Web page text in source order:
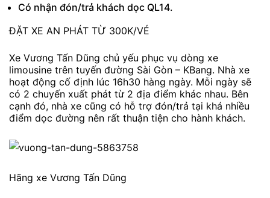
Có nhận đón/trả khách dọc QL14.
ĐẶT XE AN PHÁT TỪ 300K/VÉ
Xe Vương Tấn Dũng chủ yếu phục vụ dòng xe
limousine trên tuyến đường Sài Gòn – KBang. Nhà xe
hoạt động cố định lúc 16h30 hàng ngày. Mỗi ngày sẽ
có 2 chuyến xuất phát từ 2 địa điểm khác nhau. Bên
cạnh đó, nhà xe cũng có hỗ trợ đón/trả tại khá nhiều
điểm dọc đường nên rất thuận tiện cho hành khách.
Hãng xe Vương Tấn Dũng